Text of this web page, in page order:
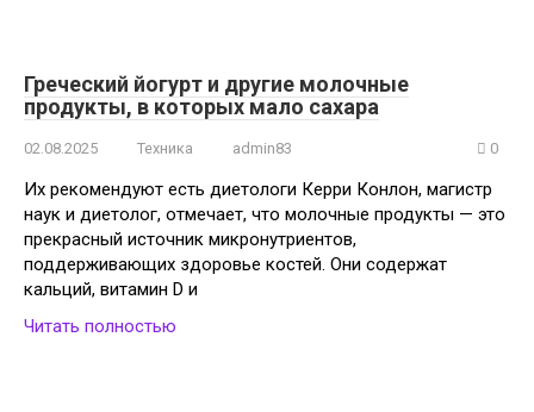
Греческий йогурт и другие молочные
продукты, в которых мало сахара
02.08.2025 Техника admin83 0
Их рекомендуют есть диетологи Керри Конлон, магистр
наук и диетолог, отмечает, что молочные продукты — это
прекрасный источник микронутриентов,
поддерживающих здоровье костей. Они содержат
кальций, витамин D и
Читать полностью